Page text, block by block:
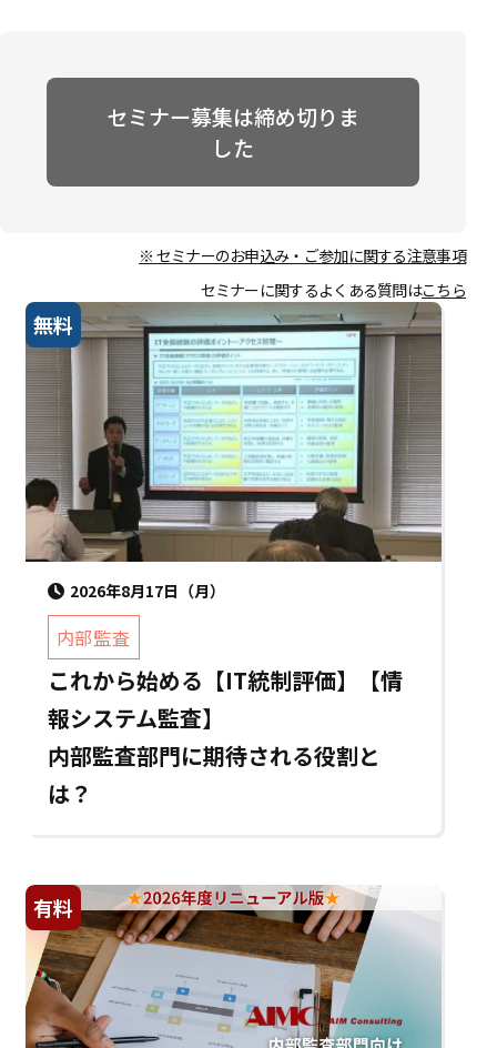
セミナー募集は締め切りま
した
※ セミナーのお申込み・ご参加に関する注意事項
セミナーに関するよくある質問はこちら
無料
2026年8月17日（月）
内部監査
これから始める【IT統制評価】【情
報システム監査】
内部監査部門に期待される役割と
は？
有料